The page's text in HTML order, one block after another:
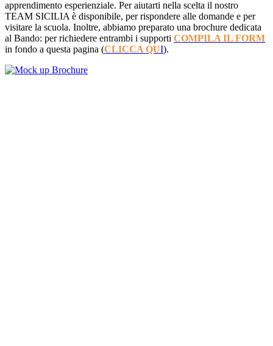
apprendimento esperienziale. Per aiutarti nella scelta il nostro
TEAM SICILIA è disponibile, per rispondere alle domande e per
visitare la scuola. Inoltre, abbiamo preparato una brochure dedicata
al Bando: per richiedere entrambi i supporti COMPILA IL FORM
in fondo a questa pagina (CLICCA QUI).